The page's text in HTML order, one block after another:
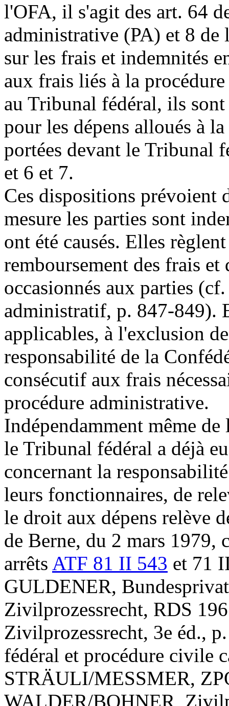
l'OFA, il s'agit des art. 64
administrative (PA) et 8 de
sur les frais et indemnités
aux frais liés à la
au Tribunal fédéral, ils
pour les dépens alloués à
portées devant le Tribunal
et 6 et 7.
Ces dispositions prévoient
mesure les parties sont
ont été causés. Elles
remboursement des frais et
occasionnés aux parties
administratif, p. 847-849).
applicables, à l'exclusion
responsabilité de la
consécutif aux frais
procédure administrative.
Indépendamment même
le Tribunal fédéral a déjà
concernant la
leurs fonctionnaires, de
le droit aux dépens relève
de Berne, du 2 mars 1979,
arrêts ATF 81 II 543 et 71
GULDENER,
Zivilprozessrecht, RDS
Zivilprozessrecht, 3e éd.,
fédéral et procédure civile
STRÄULI/MESSMER,
WALDER/BOHNER,